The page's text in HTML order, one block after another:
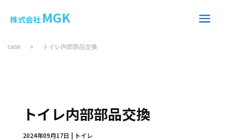
株式会社 MGK
case » トイレ内部部品交換
トイレ内部部品交換
2024年09月17日 | トイレ